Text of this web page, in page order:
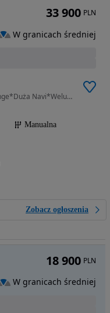
1968 cm3 • 150 KM • 2.0TDI(150KM)*Lounge*Duża Navi*Welur*Chrom*2xParktr*I Wł*Alu16"ASO
Manualna
Zobacz ogłoszenia
33 900 PLN
W granicach średniej
18 900 PLN
W granicach średniej